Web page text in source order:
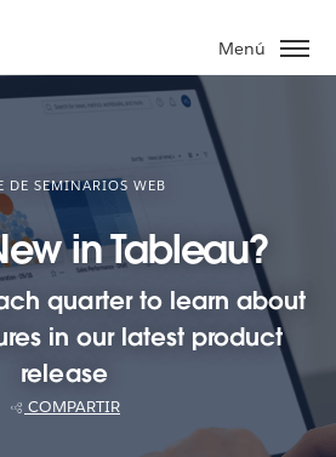
Menú
DE SEMINARIOS WEB
in Tableau?
quarter to learn about
in our latest product
release
COMPARTIR